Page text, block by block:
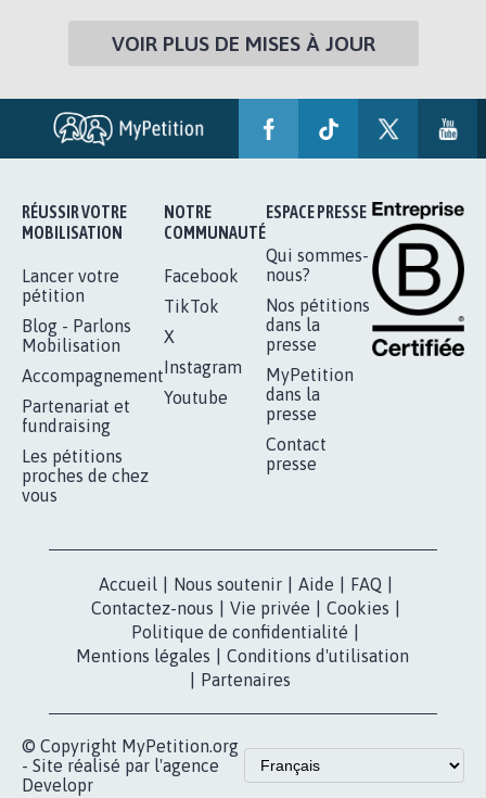
VOIR PLUS DE MISES À JOUR
RÉUSSIR VOTRE
MOBILISATION
Lancer votre
pétition
Blog - Parlons
Mobilisation
Accompagnement
Partenariat et
fundraising
Les pétitions
proches de chez
vous
NOTRE
COMMUNAUTÉ
Facebook
TikTok
X
Instagram
Youtube
ESPACE PRESSE
Qui sommes-
nous?
Nos pétitions
dans la
presse
MyPetition
dans la
presse
Contact
presse
Accueil Nous soutenir Aide FAQ
Contactez-nous
Vie privée Cookies
Politique de confidentialité
Mentions légales
Conditions d'utilisation
Partenaires
© Copyright MyPetition.org
- Site réalisé par l'agence
Developr